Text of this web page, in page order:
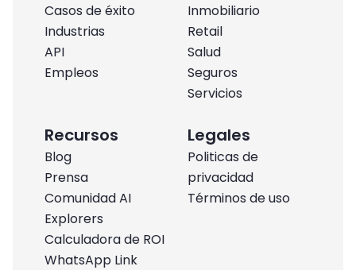
Casos de éxito
Industrias
API
Empleos
Inmobiliario
Retail
Salud
Seguros
Servicios
Recursos
Blog
Prensa
Comunidad AI
Explorers
Calculadora de ROI
WhatsApp Link
Legales
Politicas de
privacidad
Términos de uso